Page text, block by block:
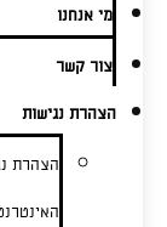
מי אנחנו
צור קשר
הצהרת נגישות
הצהרת